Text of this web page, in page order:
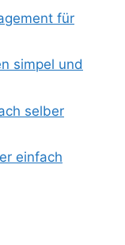
für
simpel und
selber
einfach